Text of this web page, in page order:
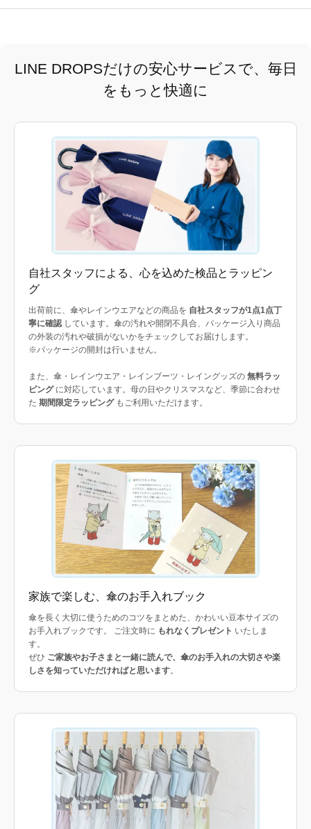
LINE DROPSだけの安心サービスで、毎日
をもっと快適に
自社スタッフによる、心を込めた検品とラッピン
グ
出荷前に、傘やレインウエアなどの商品を 自社スタッフが1点1点丁
寧に確認 しています。傘の汚れや開閉不具合、パッケージ入り商品
の外装の汚れや破損がないかをチェックしてお届けします。
※パッケージの開封は行いません。
また、傘・レインウエア・レインブーツ・レイングッズの 無料ラッ
ピングに対応しています。母の日やクリスマスなど、季節に合わせ
た 期間限定ラッピングもご利用いただけます。
家族で楽しむ、傘のお手入れブック
傘を長く大切に使うためのコツをまとめた、かわいい豆本サイズの
お手入れブックです。 ご注文時に もれなくプレゼント いたしま
す。
ぜひ ご家族やお子さまと一緒に読んで、傘のお手入れの大切さや楽
しさを知っていただければと思います。